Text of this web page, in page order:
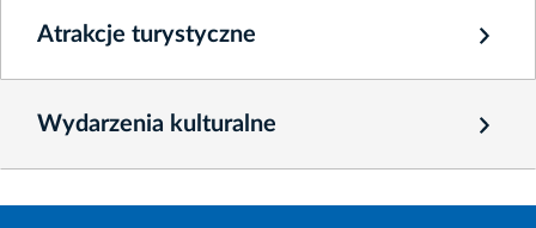
Atrakcje turystyczne
Wydarzenia kulturalne